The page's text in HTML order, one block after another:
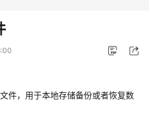
文件，用于本地存储备份或者恢复数